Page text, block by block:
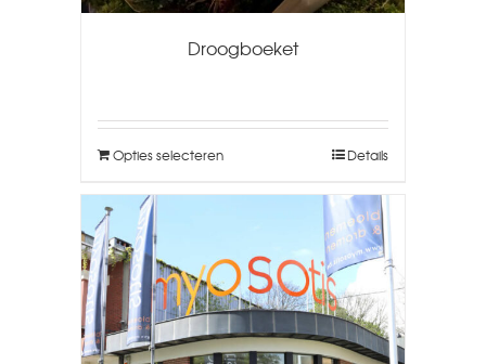
Droogboeket
Opties selecteren Details